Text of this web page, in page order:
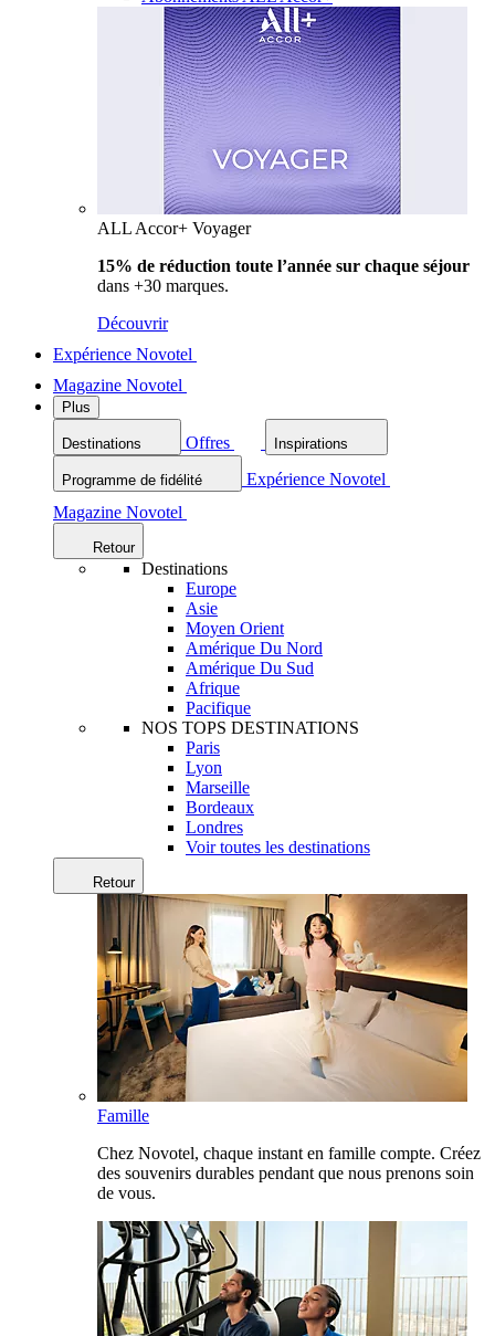
ALL Accor+ Voyager
15% de réduction toute l’année sur chaque séjour
dans +30 marques.
Découvrir
Expérience Novotel
Magazine Novotel
Plus
Destinations Offres Inspirations
Programme de fidélité
Expérience Novotel
Magazine Novotel
Retour
Destinations
Europe
Asie
Moyen Orient
Amérique Du Nord
Amérique Du Sud
Afrique
Pacifique
NOS TOPS DESTINATIONS
Paris
Lyon
Marseille
Bordeaux
Londres
Voir toutes les destinations
Retour
Famille
Chez Novotel, chaque instant en famille compte. Créez
des souvenirs durables pendant que nous prenons soin
de vous.